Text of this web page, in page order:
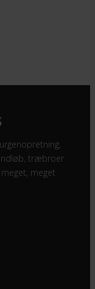
træbroer
meget